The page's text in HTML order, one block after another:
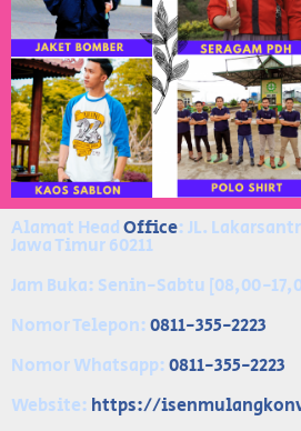
Alamat HeadOffice: JL.
Jawa Timur 60211
Jam Buka: Senin-Sabtu [08,00-
Nomor Telepon:0811-355-2223
Nomor Whatsapp:0811-355-2223
Website: https://